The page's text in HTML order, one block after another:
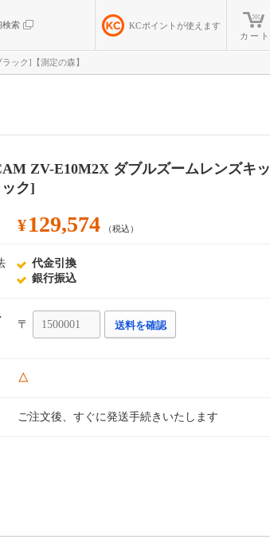
検索 KCポイントが使えます
カート
ック]【測定の森】
ZV-E10M2X ダブルズームレンズキッ
ック]
¥129,574 （税込）
代金引換
銀行振込
〒 送料を確認
△
ご注文後、すぐに発送手続きいたします